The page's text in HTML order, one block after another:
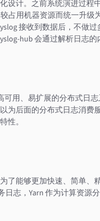
设计。之前系统演进过程
占用机器资源而统一升级
接收到数据后，不做
hub 会通过解析日志
可用、易扩展的分布式日
为后面的分布式日志消费
性。
了能够更加快速、简单、
日志，Yarn 作为计算资